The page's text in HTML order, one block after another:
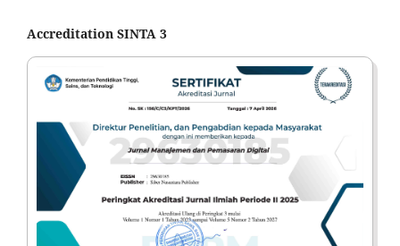
Accreditation SINTA 3